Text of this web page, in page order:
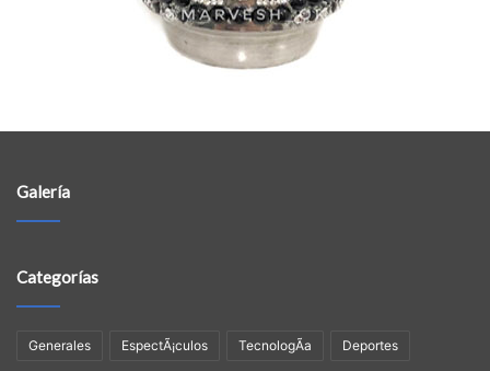
Galería
Categorías
Generales EspectÃ¡culos TecnologÃ­a Deportes